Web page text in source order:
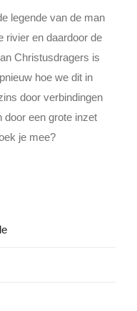
legende van de man
rivier en daardoor de
Christusdragers is
hoe we dit in
door verbindingen
door een grote inzet
je mee?